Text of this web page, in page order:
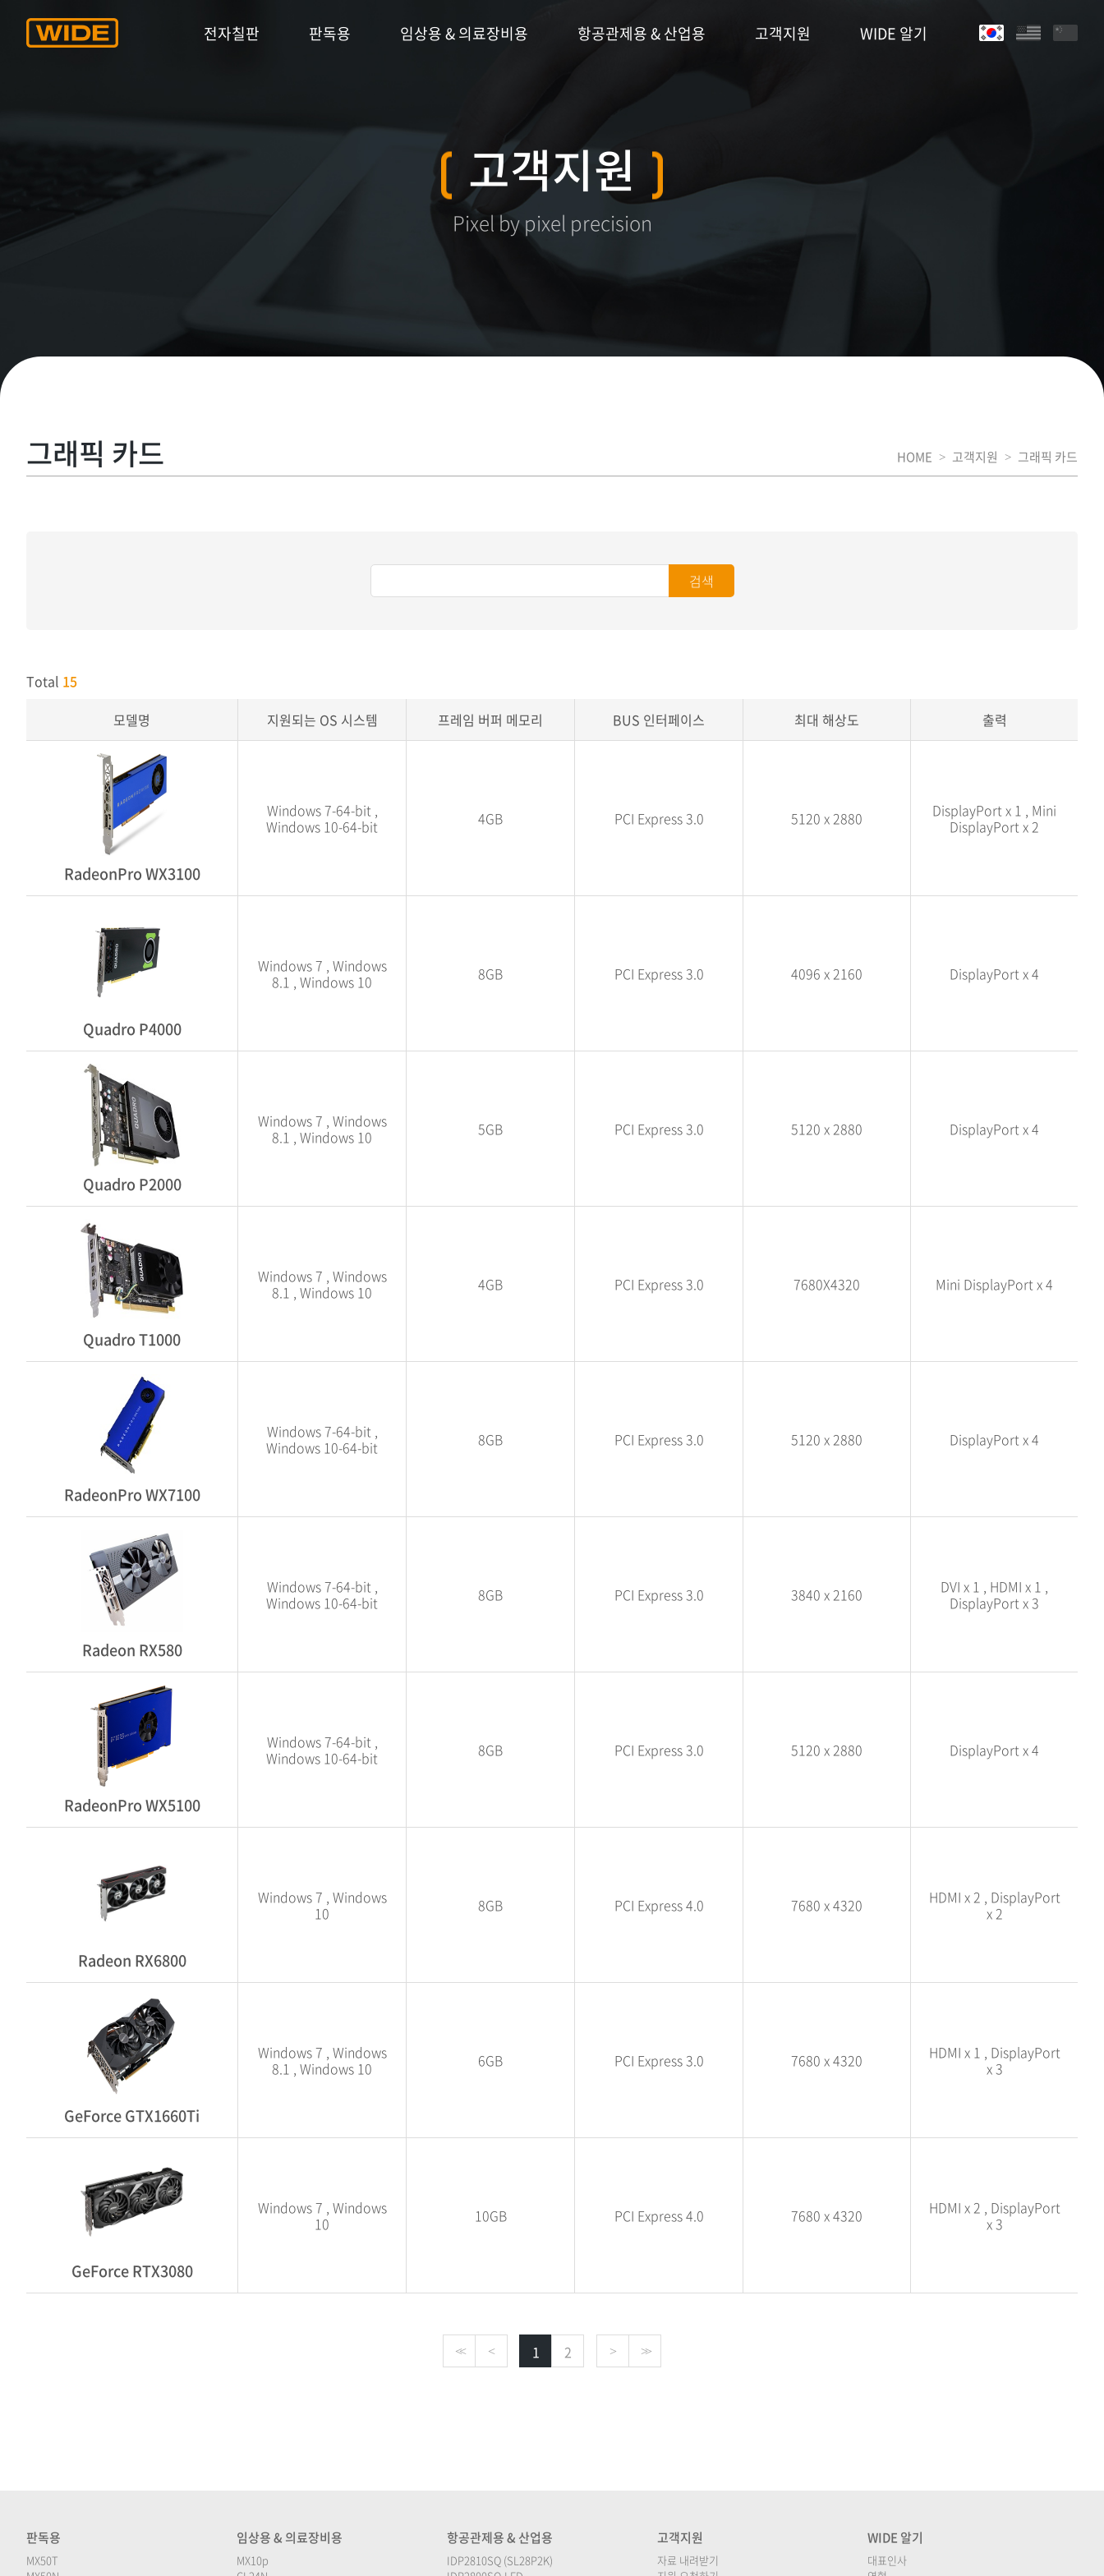
전자칠판 판독용 임상용 & 의료장비용 항공관제용 & 산업용 고객지원 WIDE 알기
고객지원
Pixel by pixel precision
그래픽 카드 HOME > 고객지원 > 그래픽 카드
검색
Total 15
모델명
지원되는 OS 시스템 프레임 버퍼 메모리 BUS 인터페이스 최대 해상도 출력
RadeonPro WX3100
Windows 7-64-bit ,
Windows 10-64-bit
4GB PCI Express 3.0 5120 x 2880
DisplayPort x 1 , Mini
DisplayPort x 2
Quadro P4000
Windows 7 , Windows
8.1 , Windows 10
8GB PCI Express 3.0 4096 x 2160 DisplayPort x 4
Quadro P2000
Windows 7 , Windows
8.1 , Windows 10
5GB PCI Express 3.0 5120 x 2880 DisplayPort x 4
Quadro T1000
Windows 7 , Windows
8.1 , Windows 10
4GB PCI Express 3.0 7680X4320 Mini DisplayPort x 4
RadeonPro WX7100
Windows 7-64-bit ,
Windows 10-64-bit
8GB PCI Express 3.0 5120 x 2880 DisplayPort x 4
Radeon RX580
Windows 7-64-bit ,
Windows 10-64-bit
8GB PCI Express 3.0 3840 x 2160
DVI x 1 , HDMI x 1 ,
DisplayPort x 3
RadeonPro WX5100
Windows 7-64-bit ,
Windows 10-64-bit
8GB PCI Express 3.0 5120 x 2880 DisplayPort x 4
Radeon RX6800
Windows 7 , Windows
10
8GB PCI Express 4.0 7680 x 4320
HDMI x 2 , DisplayPort
x 2
GeForce GTX1660Ti
Windows 7 , Windows
8.1 , Windows 10
6GB PCI Express 3.0 7680 x 4320
HDMI x 1 , DisplayPort
x 3
GeForce RTX3080
Windows 7 , Windows
10
10GB PCI Express 4.0 7680 x 4320
HDMI x 2 , DisplayPort
x 3
<< < 1 2 > >>
판독용
MX50T
임상용 & 의료장비용
MX10p
항공관제용 & 산업용
IDP2810SQ (SL28P2K)
고객지원
자료 내려받기
WIDE 알기
대표인사